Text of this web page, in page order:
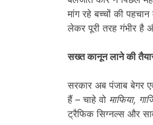
मांग रहे बच्चों की
लेकर पूरी तरह गंभीर है
सख्त कानून लाने की
सरकार अब पंजाब बेगर
हैं – चाहे वो माफिया,
ट्रैफिक सिग्नल्स और